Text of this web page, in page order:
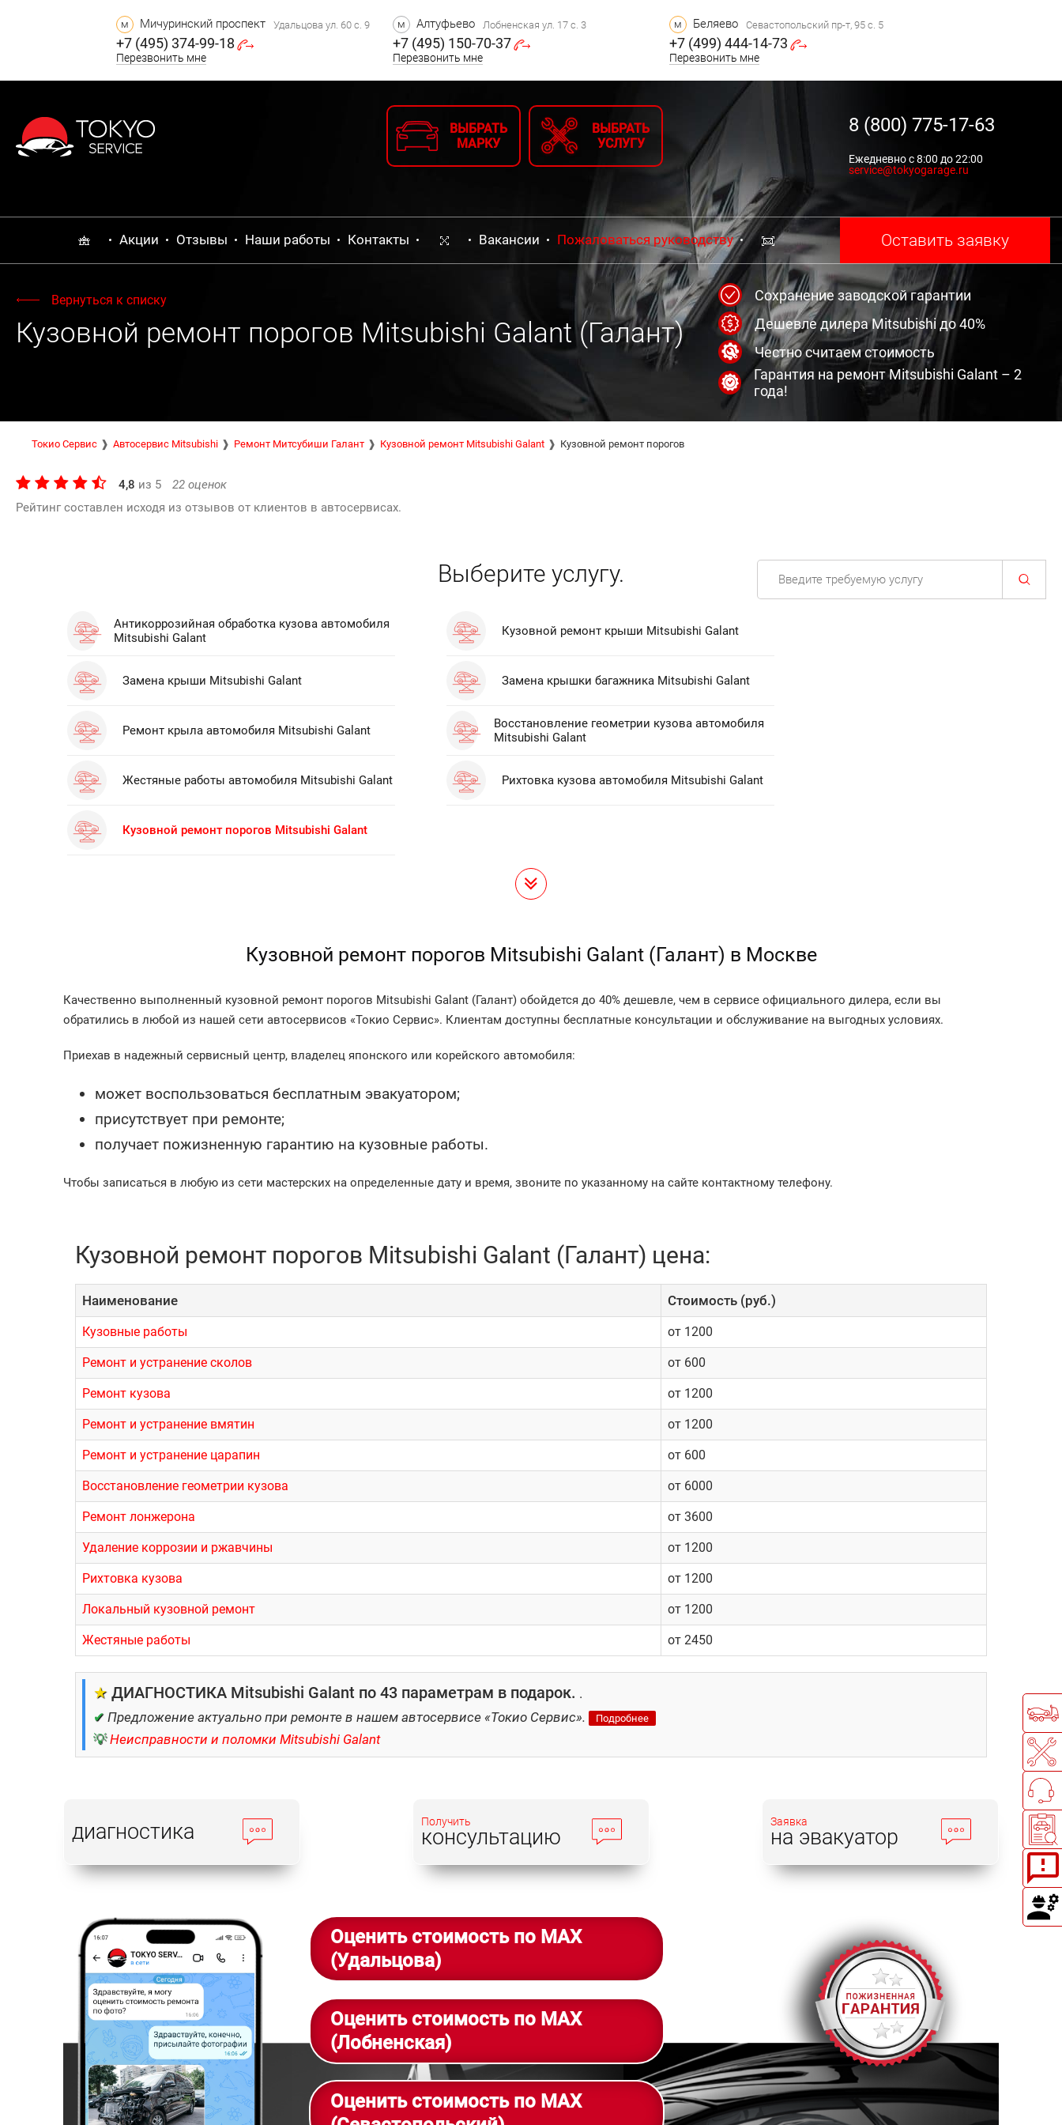
м Мичуринский проспект Удальцова ул. 60 с. 9
+7 (495) 374-99-18
Перезвонить мне
м Алтуфьево Лобненская ул. 17 с. 3
+7 (495) 150-70-37
Перезвонить мне
м Беляево Севастопольский пр-т, 95 с. 5
+7 (499) 444-14-73
Перезвонить мне
ВЫБРАТЬ
МАРКУ
ВЫБРАТЬ
УСЛУГУ
8 (800) 775-17-63
Ежедневно с 8:00 до 22:00
service@tokyogarage.ru
Акции Отзывы Наши работы Контакты Вакансии Пожаловаться руководству Оставить заявку
Вернуться к списку
Кузовной ремонт порогов Mitsubishi Galant (Галант)
Сохранение заводской гарантии
Дешевле дилера Mitsubishi до 40%
Честно считаем стоимость
Гарантия на ремонт Mitsubishi Galant – 2
года!
Токио Сервис Автосервис Mitsubishi Ремонт Митсубиши Галант Кузовной ремонт Mitsubishi Galant Кузовной ремонт порогов
4,8 из 5 22 оценок
Рейтинг составлен исходя из отзывов от клиентов в автосервисах.
Выберите услугу.
Антикоррозийная обработка кузова автомобиля
Mitsubishi Galant
Кузовной ремонт крыши Mitsubishi Galant
Замена крыши Mitsubishi Galant Замена крышки багажника Mitsubishi Galant
Ремонт крыла автомобиля Mitsubishi Galant
Восстановление геометрии кузова автомобиля
Mitsubishi Galant
Жестяные работы автомобиля Mitsubishi Galant Рихтовка кузова автомобиля Mitsubishi Galant
Кузовной ремонт порогов Mitsubishi Galant
Кузовной ремонт порогов Mitsubishi Galant (Галант) в Москве
Качественно выполненный кузовной ремонт порогов Mitsubishi Galant (Галант) обойдется до 40% дешевле, чем в сервисе официального дилера, если вы
обратились в любой из нашей сети автосервисов «Токио Сервис». Клиентам доступны бесплатные консультации и обслуживание на выгодных условиях.
Приехав в надежный сервисный центр, владелец японского или корейского автомобиля:
может воспользоваться бесплатным эвакуатором;
присутствует при ремонте;
получает пожизненную гарантию на кузовные работы.
Чтобы записаться в любую из сети мастерских на определенные дату и время, звоните по указанному на сайте контактному телефону.
Кузовной ремонт порогов Mitsubishi Galant (Галант) цена:
Наименование Cтоимость (руб.)
Кузовные работы от 1200
Ремонт и устранение сколов от 600
Ремонт кузова от 1200
Ремонт и устранение вмятин от 1200
Ремонт и устранение царапин от 600
Восстановление геометрии кузова от 6000
Ремонт лонжерона от 3600
Удаление коррозии и ржавчины от 1200
Рихтовка кузова от 1200
Локальный кузовной ремонт от 1200
Жестяные работы от 2450
★ ДИАГНОСТИКА Mitsubishi Galant по 43 параметрам в подарок. .
✔ Предложение актуально при ремонте в нашем автосервисе «Токио Сервис». Подробнее
💡 Неисправности и поломки Mitsubishi Galant
диагностика Получить
консультацию
Заявка
на эвакуатор
Оценить стоимость по MAX
(Удальцова)
Оценить стоимость по MAX
(Лобненская)
Оценить стоимость по MAX